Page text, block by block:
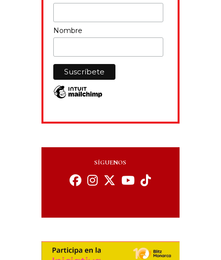
Nombre
SÍGUENOS